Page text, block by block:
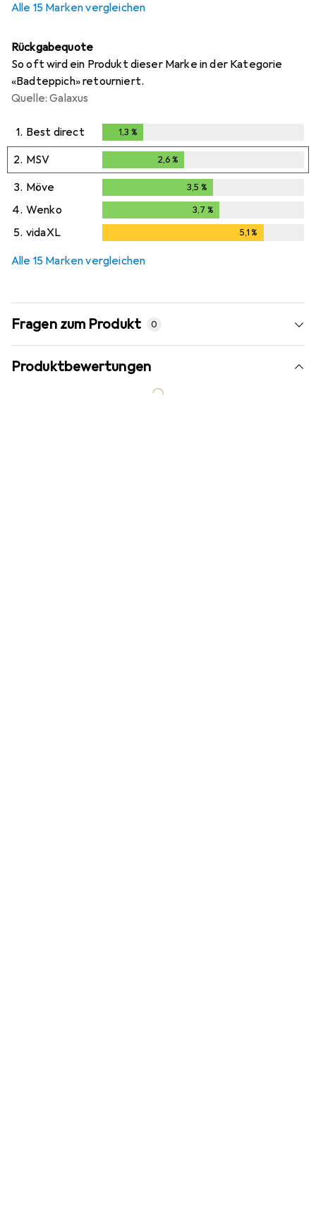
Alle 15 Marken vergleichen
Rückgabequote
So oft wird ein Produkt dieser Marke in der Kategorie
«Badteppich» retourniert.
Quelle: Galaxus
1. Best direct 1,3 %
2. MSV 2,6 %
3. Möve 3,5 %
4. Wenko 3,7 %
5. vidaXL 5,1%
Alle 15 Marken vergleichen
Fragen zum Produkt 0
Produktbewertungen